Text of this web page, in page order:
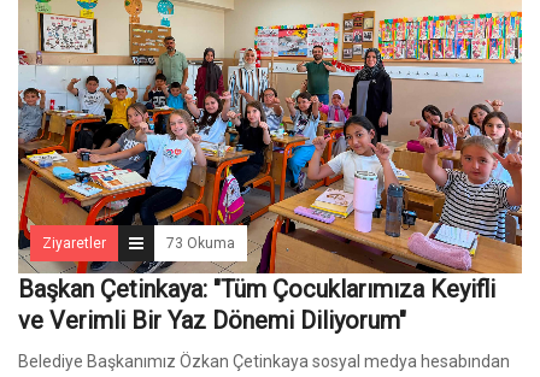
Ziyaretler 73 Okuma
Başkan Çetinkaya: "Tüm Çocuklarımıza Keyifli
ve Verimli Bir Yaz Dönemi Diliyorum"
Belediye Başkanımız Özkan Çetinkaya sosyal medya hesabından